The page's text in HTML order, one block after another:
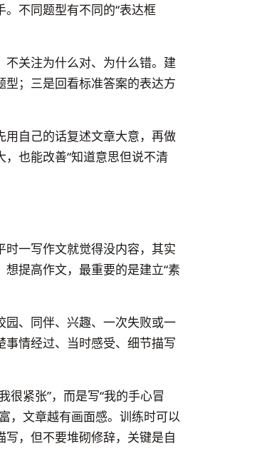
不同题型有不同的“表达框
关注为什么对、为什么错。建
；三是回看标准答案的表达方
自己的话复述文章大意，再做
也能改善“知道意思但说不清
一写作文就觉得没内容，其实
提高作文，最重要的是建立“素
、同伴、兴趣、一次失败或一
情经过、当时感受、细节描写
很紧张”，而是写“我的手心冒
，文章越有画面感。训练时可以
，但不要堆砌修辞，关键是自